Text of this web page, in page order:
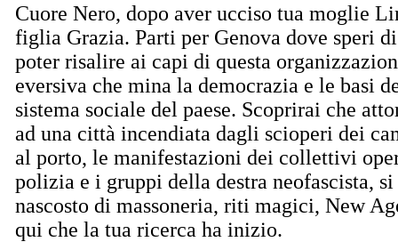
Cuore Nero, dopo aver ucciso tua moglie
figlia Grazia. Parti per Genova dove speri di
poter risalire ai capi di questa
eversiva che mina la democrazia e le basi
sistema sociale del paese. Scoprirai che
ad una città incendiata dagli scioperi dei
al porto, le manifestazioni dei collettivi
polizia e i gruppi della destra neofascista,
nascosto di massoneria, riti magici, New
qui che la tua ricerca ha inizio.